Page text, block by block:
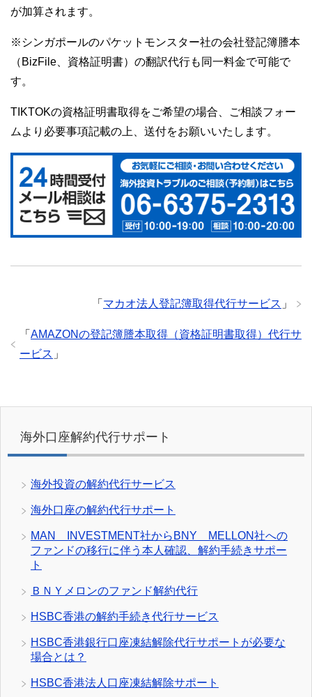
が加算されます。
※シンガポールのパケットモンスター社の会社登記簿謄本
（BizFile、資格証明書）の翻訳代行も同一料金で可能で
す。
TIKTOKの資格証明書取得をご希望の場合、ご相談フォー
ムより必要事項記載の上、送付をお願いいたします。
「 マカオ法人登記簿取得代行サービス 」
「 AMAZONの登記簿謄本取得（資格証明書取得）代行サ
ービス 」
海外口座解約代行サポート
海外投資の解約代行サービス
海外口座の解約代行サポート
MAN INVESTMENT社からBNY MELLON社への
ファンドの移行に伴う本人確認、解約手続きサポー
ト
ＢＮＹメロンのファンド解約代行
HSBC香港の解約手続き代行サービス
HSBC香港銀行口座凍結解除代行サポートが必要な
場合とは？
HSBC香港法人口座凍結解除サポート